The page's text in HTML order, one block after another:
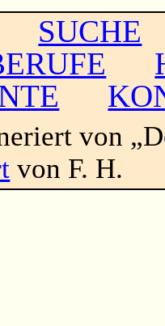
SUCHE
von
von F. H.